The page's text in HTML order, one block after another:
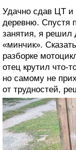
Удачно сдав ЦТ и
деревню. Спустя
занятия, я решил
«минчик».
разборке
отец крутил что-
но самому не
от трудностей,